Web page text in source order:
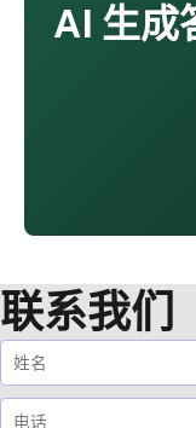
AI 生成
联系我们